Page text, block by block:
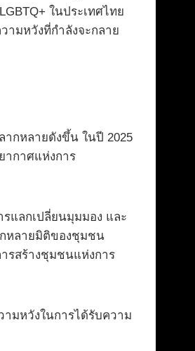
ในประเทศไทย
ามหวังที่กำลังจะกลาย
ากหลายดังขึ้น ในปี 2025
ากาศแห่งการ
รแลกเปลี่ยนมุมมอง และ
หลายมิติของชุมชน
รสร้างชุมชนแห่งการ
มหวังในการได้รับความ